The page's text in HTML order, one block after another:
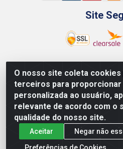
O nosso site coleta
terceiros para proporcionar
personalizada ao usuário,
relevante de acordo com o
qualidade do nosso site.
Aceitar
Negar não
Preferências de Cookies
Site
Renascer Distribuidora -
Afogados - Recife / PE -
07.264.693/